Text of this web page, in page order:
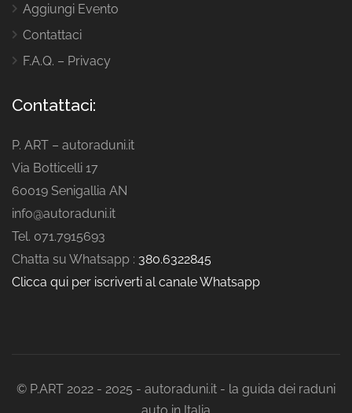
Aggiungi Evento
Contattaci
F.A.Q. – Privacy
Contattaci:
P. ART – autoraduni.it
Via Botticelli 17
60019 Senigallia AN
info@autoraduni.it
Tel. 071.7915693
Chatta su Whatsapp : 380.6322845
Clicca qui per iscriverti al canale Whatsapp
© P.ART 2022 - 2025 - autoraduni.it - la guida dei raduni